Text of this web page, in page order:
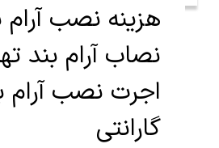
هزینه نصب آرام
نصاب آرام بند
اجرت نصب آرام
گارانتی